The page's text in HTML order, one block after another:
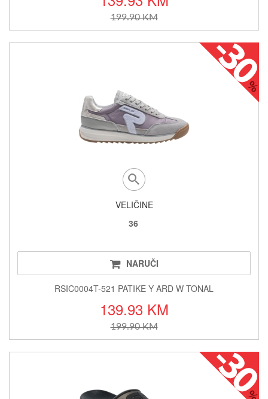
199.90 KM
VELIČINE
36
NARUČI
RSIC0004T-521 PATIKE Y ARD W TONAL
139.93 KM
199.90 KM